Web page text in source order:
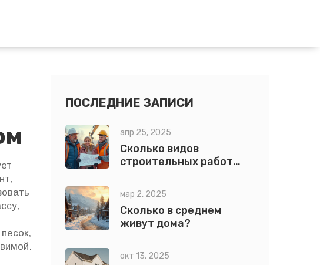
ПОСЛЕДНИЕ ЗАПИСИ
апр 25, 2025
Сколько видов
строительных работ
объяснение для
будущих
домовладельцев
мар 2, 2025
Сколько в среднем
живут дома?
окт 13, 2025